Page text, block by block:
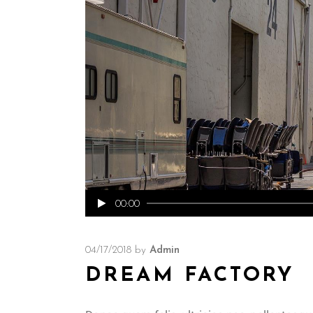
Reproductor
de
00:00
04/17/2018 by Admin
DREAM FACTORY